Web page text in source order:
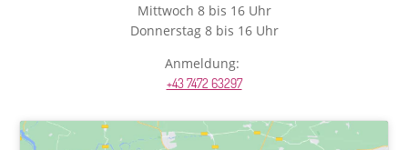
Mittwoch 8 bis 16 Uhr
Donnerstag 8 bis 16 Uhr
Anmeldung:
+43 7472 63297